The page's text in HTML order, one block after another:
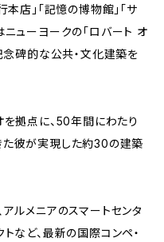
本店」「記憶の博物館」「サ
ューヨークの「ロバート オ
念碑的な公共・文化建築を
を拠点に、50年間にわたり
彼が実現した約30の建築
ルメニアのスマートセンタ
など、最新の国際コンペ・